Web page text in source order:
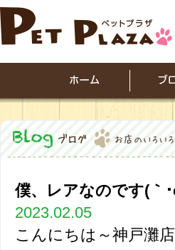
僕、レアなのです(｀
2023.02.05
こんにちは～神戸灘